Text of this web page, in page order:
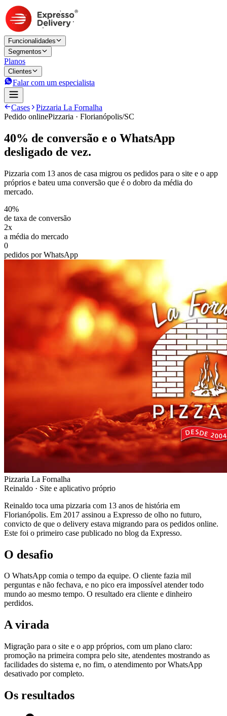
Funcionalidades
Segmentos
Planos
Clientes
Falar com um especialista
Cases
Pizzaria La Fornalha
Pedido onlinePizzaria · Florianópolis/SC
40% de conversão e o WhatsApp
desligado de vez.
Pizzaria com 13 anos de casa migrou os pedidos para o site e o app
próprios e bateu uma conversão que é o dobro da média do
mercado.
40%
de taxa de conversão
2x
a média do mercado
0
pedidos por WhatsApp
Pizzaria La Fornalha
Reinaldo · Site e aplicativo próprio
Reinaldo toca uma pizzaria com 13 anos de história em
Florianópolis. Em 2017 assinou a Expresso de olho no futuro,
convicto de que o delivery estava migrando para os pedidos online.
Este foi o primeiro case publicado no blog da Expresso.
O desafio
O WhatsApp comia o tempo da equipe. O cliente fazia mil
perguntas e não fechava, e no pico era impossível atender todo
mundo ao mesmo tempo. O resultado era cliente e dinheiro
perdidos.
A virada
Migração para o site e o app próprios, com um plano claro:
promoção na primeira compra pelo site, atendentes mostrando as
facilidades do sistema e, no fim, o atendimento por WhatsApp
desativado por completo.
Os resultados